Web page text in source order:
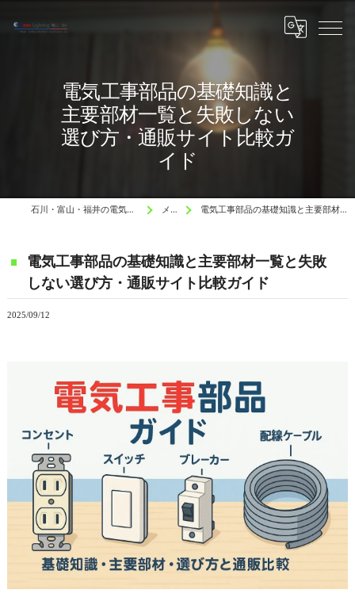
電気工事部品の基礎知識と
主要部材一覧と失敗しない
選び方・通販サイト比較ガ
イド
石川・富山・福井の電気工事と水道工事はCzen Lighting 電工 メディア 電気工事部品の基礎知識と主要部材一覧と失敗しない選び方・通販サイト比較ガイド
電気工事部品の基礎知識と主要部材一覧と失敗
しない選び方・通販サイト比較ガイド
2025/09/12